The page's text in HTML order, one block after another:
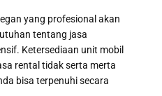
yang profesional akan
tentang jasa
Ketersediaan unit mobil
rental tidak serta merta
bisa terpenuhi secara